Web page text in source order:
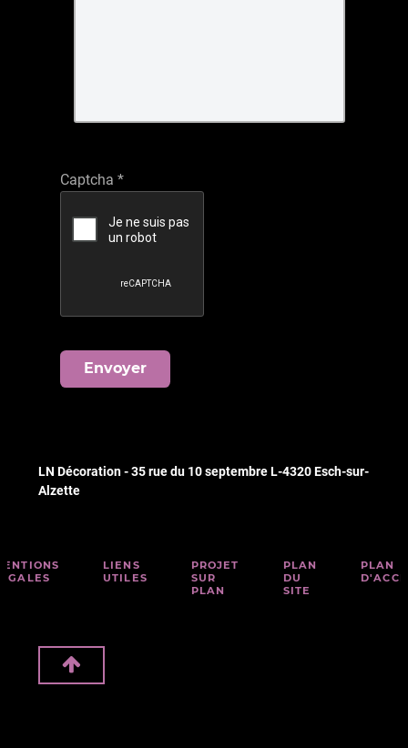
Captcha *
Envoyer
LN Décoration - 35 rue du 10 septembre L-4320 Esch-sur-
Alzette
LIENS
UTILES
PROJET
SUR
PLAN
PLAN
DU
SITE
PLAN